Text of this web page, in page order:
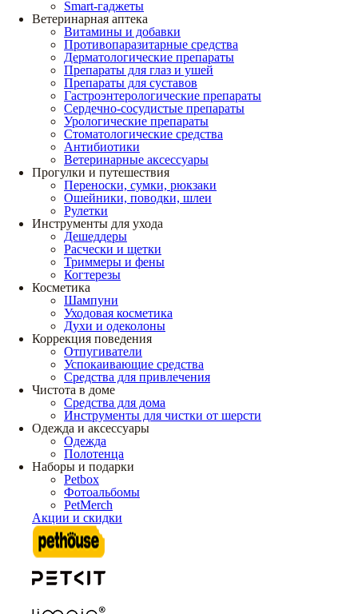
Smart-гаджеты
Ветеринарная аптека
Витамины и добавки
Противопаразитарные средства
Дерматологические препараты
Препараты для глаз и ушей
Препараты для суставов
Гастроэнтерологические препараты
Сердечно-сосудистые препараты
Урологические препараты
Стоматологические средства
Антибиотики
Ветеринарные аксессуары
Прогулки и путешествия
Переноски, сумки, рюкзаки
Ошейники, поводки, шлеи
Рулетки
Инструменты для ухода
Дешеддеры
Расчески и щетки
Триммеры и фены
Когтерезы
Косметика
Шампуни
Уходовая косметика
Духи и одеколоны
Коррекция поведения
Отпугиватели
Успокаивающие средства
Средства для привлечения
Чистота в доме
Средства для дома
Инструменты для чистки от шерсти
Одежда и аксессуары
Одежда
Полотенца
Наборы и подарки
Petbox
Фотоальбомы
PetMerch
Акции и скидки